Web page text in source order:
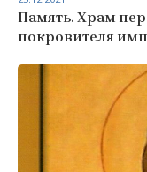
Память. Храм
покровителя